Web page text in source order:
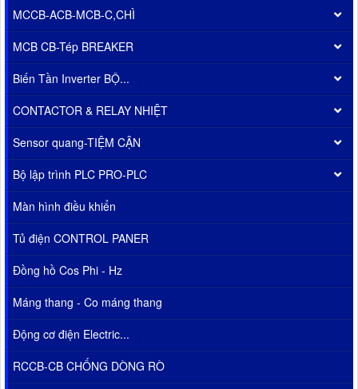
MCCB-ACB-MCB-C,CHÌ
MCB CB-Tép BREAKER
Biến Tần Inverter BỘ...
CONTACTOR & RELAY NHIỆT
Sensor quang-TIỆM CẬN
Bộ lập trình PLC PRO-PLC
Màn hình điều khiển
Tủ điện CONTROL PANER
Đồng hồ Cos Phi - Hz
Máng thang - Co máng thang
Động cơ điện Electric...
RCCB-CB CHỐNG DÒNG RÒ